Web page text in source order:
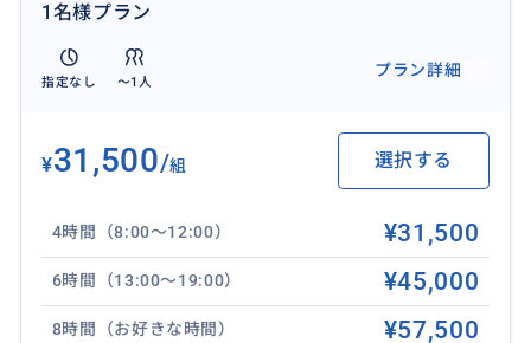
ゴージャスな休日をお楽しみください。
「ペレの椅子」→「マカプウヘイアウ」→「平等院鳳
「プウオマフカヘイアウ」→「ポハクラナイ」→「ハ
ワイ出雲大社」（行程：8時間）
【例えばこんなプラン②】
植物＆野鳥！ハワイの5大植物園＆オーガニックファー
ム巡り
1名様プラン
指定なし 〜1人
プラン詳細
¥31,500/組 選択する
4時間（8:00〜12:00） ¥31,500
6時間（13:00〜19:00） ¥45,000
8時間（お好きな時間） ¥57,500